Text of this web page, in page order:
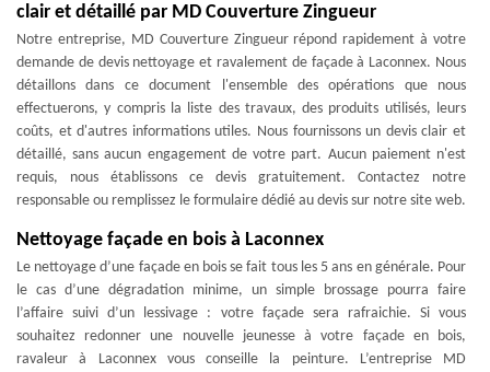
clair et détaillé par MD Couverture Zingueur
Notre entreprise, MD Couverture Zingueur répond rapidement à votre
demande de devis nettoyage et ravalement de façade à Laconnex. Nous
détaillons dans ce document l'ensemble des opérations que nous
effectuerons, y compris la liste des travaux, des produits utilisés, leurs
coûts, et d'autres informations utiles. Nous fournissons un devis clair et
détaillé, sans aucun engagement de votre part. Aucun paiement n'est
requis, nous établissons ce devis gratuitement. Contactez notre
responsable ou remplissez le formulaire dédié au devis sur notre site web.
Nettoyage façade en bois à Laconnex
Le nettoyage d’une façade en bois se fait tous les 5 ans en générale. Pour
le cas d’une dégradation minime, un simple brossage pourra faire
l’affaire suivi d’un lessivage : votre façade sera rafraichie. Si vous
souhaitez redonner une nouvelle jeunesse à votre façade en bois,
ravaleur à Laconnex vous conseille la peinture. L’entreprise MD